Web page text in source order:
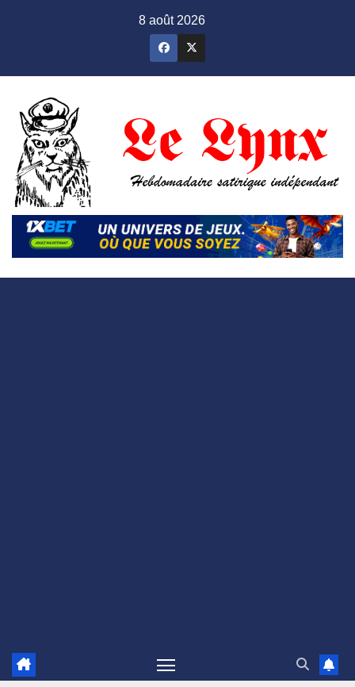
8 août 2026